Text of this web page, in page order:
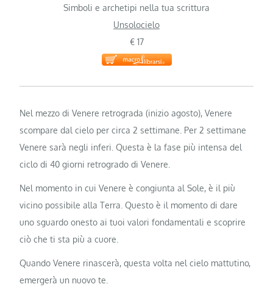
Simboli e archetipi nella tua scrittura
Unsolocielo
€ 17
Nel mezzo di Venere retrograda (inizio agosto), Venere
scompare dal cielo per circa 2 settimane. Per 2 settimane
Venere sarà negli inferi. Questa è la fase più intensa del
ciclo di 40 giorni retrogrado di Venere.
Nel momento in cui Venere è congiunta al Sole, è il più
vicino possibile alla Terra. Questo è il momento di dare
uno sguardo onesto ai tuoi valori fondamentali e scoprire
ciò che ti sta più a cuore.
Quando Venere rinascerà, questa volta nel cielo mattutino,
emergerà un nuovo te.